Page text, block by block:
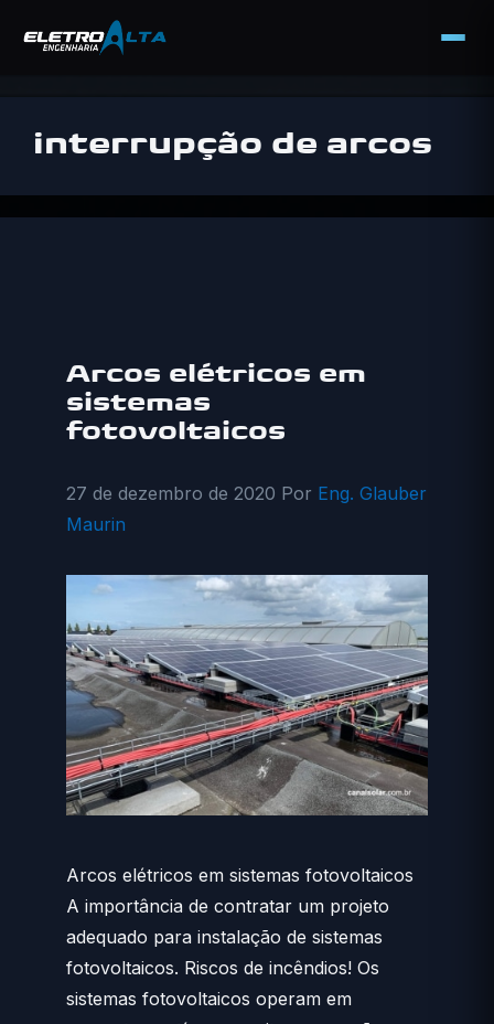
interrupção de arcos
Arcos elétricos em
sistemas
fotovoltaicos
27 de dezembro de 2020 Por Eng. Glauber
Maurin
Arcos elétricos em sistemas fotovoltaicos
A importância de contratar um projeto
adequado para instalação de sistemas
fotovoltaicos. Riscos de incêndios! Os
sistemas fotovoltaicos operam em